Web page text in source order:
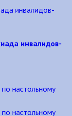
инвалидов-